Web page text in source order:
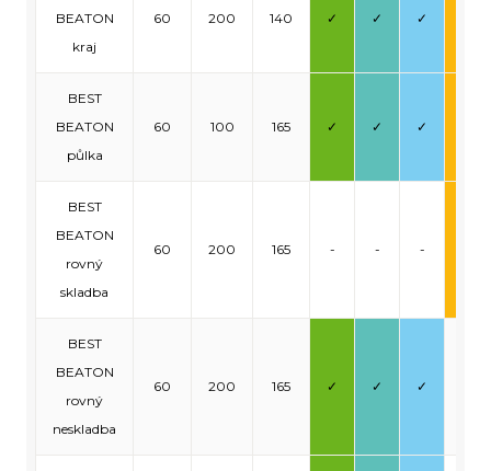
BEATON
kraj
60 200 140 ✓ ✓ ✓
BEST
BEATON
půlka
60 100 165 ✓ ✓ ✓
BEST
BEATON
rovný
skladba
60 200 165 - - -
BEST
BEATON
rovný
neskladba
60 200 165 ✓ ✓ ✓